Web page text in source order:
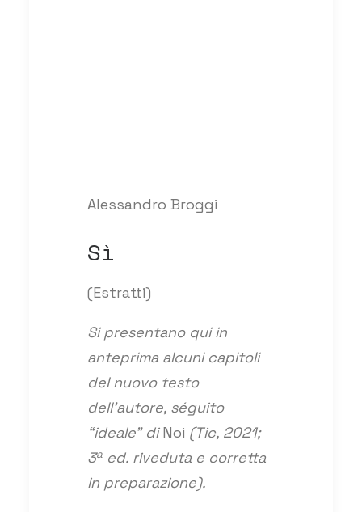
Alessandro Broggi
Sì
(Estratti)
Si presentano qui in
anteprima alcuni capitoli
del nuovo testo
dell’autore, séguito
“ideale” diNoi (Tic, 2021;
3a ed. riveduta e corretta
in preparazione).